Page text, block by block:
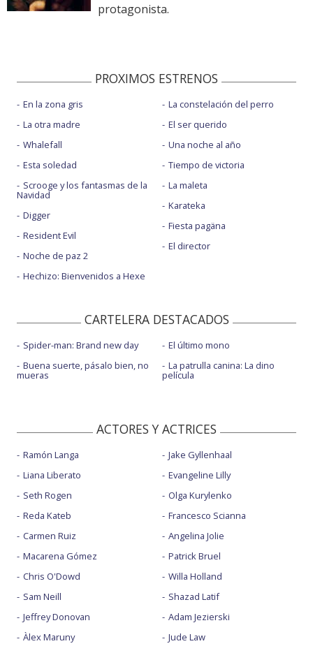
protagonista.
PROXIMOS ESTRENOS
En la zona gris
La otra madre
Whalefall
Esta soledad
Scrooge y los fantasmas de la
Navidad
Digger
Resident Evil
Noche de paz 2
Hechizo: Bienvenidos a Hexe
La constelación del perro
El ser querido
Una noche al año
Tiempo de victoria
La maleta
Karateka
Fiesta pagäna
El director
CARTELERA DESTACADOS
Spider-man: Brand new day
Buena suerte, pásalo bien, no
mueras
El último mono
La patrulla canina: La dino
película
ACTORES Y ACTRICES
Ramón Langa
Liana Liberato
Seth Rogen
Reda Kateb
Carmen Ruiz
Macarena Gómez
Chris O'Dowd
Sam Neill
Jeffrey Donovan
Àlex Maruny
Jake Gyllenhaal
Evangeline Lilly
Olga Kurylenko
Francesco Scianna
Angelina Jolie
Patrick Bruel
Willa Holland
Shazad Latif
Adam Jezierski
Jude Law